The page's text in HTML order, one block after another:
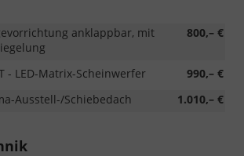
800,– €
anklappbar, mit
990,– €
- LED-Matrix-Scheinwerfer
1.010,– €
Ausstell-/Schiebedach